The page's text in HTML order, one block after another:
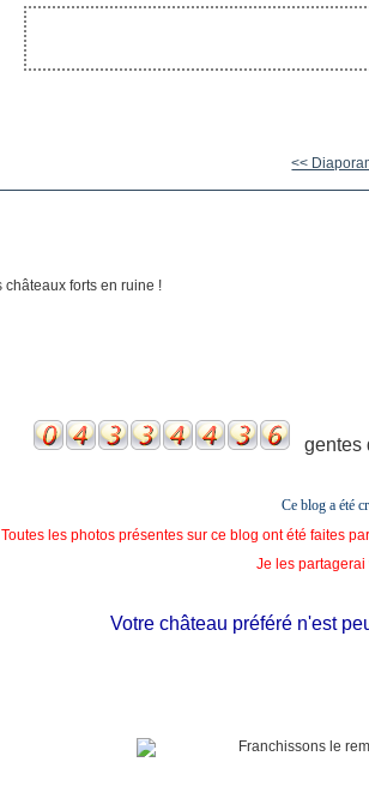
<<
gentes
Ce blog a été
Toutes les photos présentes sur ce blog ont été faites
Je les
Votre château préféré n'est